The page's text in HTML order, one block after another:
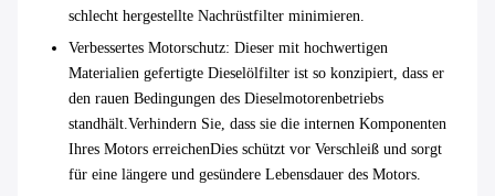
schlecht hergestellte Nachrüstfilter minimieren.
Verbessertes Motorschutz: Dieser mit hochwertigen
Materialien gefertigte Dieselölfilter ist so konzipiert, dass er
den rauen Bedingungen des Dieselmotorenbetriebs
standhält.Verhindern Sie, dass sie die internen Komponenten
Ihres Motors erreichenDies schützt vor Verschleiß und sorgt
für eine längere und gesündere Lebensdauer des Motors.